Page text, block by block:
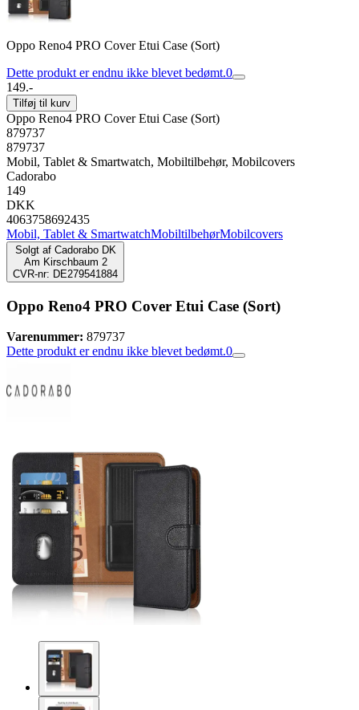
Oppo Reno4 PRO Cover Etui Case (Sort)
Dette produkt er endnu ikke blevet bedømt.0
149.-
Tilføj til kurv
Oppo Reno4 PRO Cover Etui Case (Sort)
879737
879737
Mobil, Tablet & Smartwatch, Mobiltilbehør, Mobilcovers
Cadorabo
149
DKK
4063758692435
Mobil, Tablet & SmartwatchMobiltilbehørMobilcovers
Solgt af Cadorabo DK
Am Kirschbaum 2
CVR-nr: DE279541884
Oppo Reno4 PRO Cover Etui Case (Sort)
Varenummer: 879737
Dette produkt er endnu ikke blevet bedømt.0